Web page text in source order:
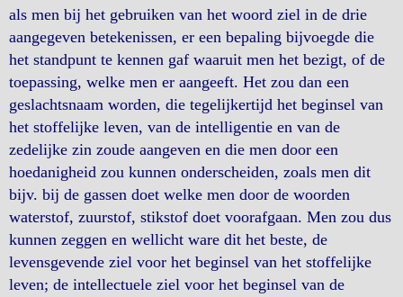
als men bij het gebruiken van het woord ziel in de drie
aangegeven betekenissen, er een bepaling bijvoegde die
het standpunt te kennen gaf waaruit men het bezigt, of de
toepassing, welke men er aangeeft. Het zou dan een
geslachtsnaam worden, die tegelijkertijd het beginsel van
het stoffelijke leven, van de intelligentie en van de
zedelijke zin zoude aangeven en die men door een
hoedanigheid zou kunnen onderscheiden, zoals men dit
bijv. bij de gassen doet welke men door de woorden
waterstof, zuurstof, stikstof doet voorafgaan. Men zou dus
kunnen zeggen en wellicht ware dit het beste, de
levensgevende ziel voor het beginsel van het stoffelijke
leven; de intellectuele ziel voor het beginsel van de